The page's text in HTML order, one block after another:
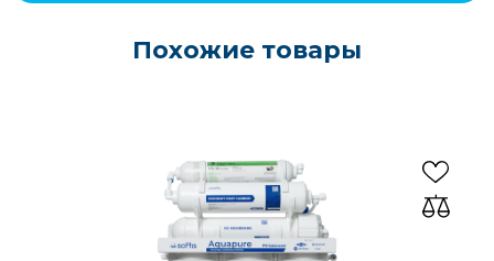
Похожие товары